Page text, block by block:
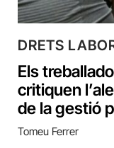
DRETS
Els
critiquen
de la gestió
Tomeu Ferrer